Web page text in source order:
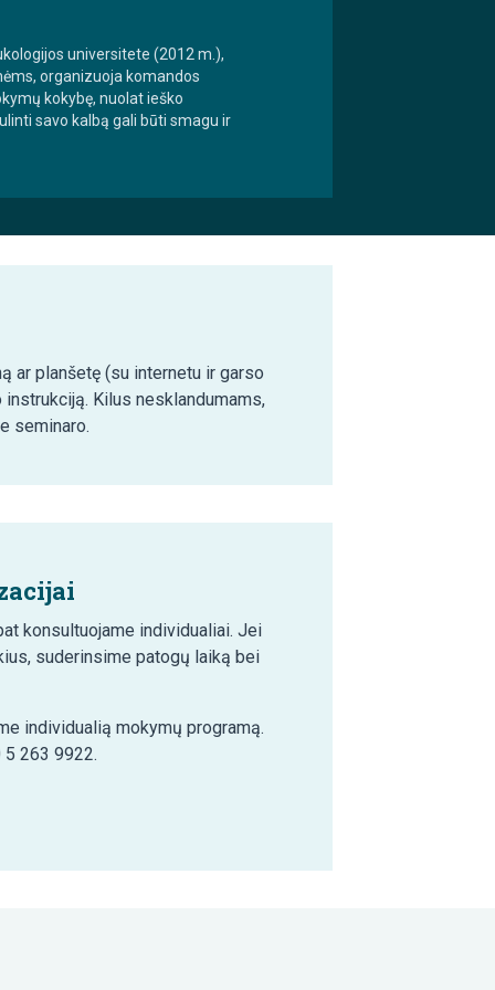
universitete (2012 m.),
organizuoja komandos
kokybę, nuolat ieško
savo kalbą gali būti smagu ir
ar planšetę (su internetu ir garso
Kilus nesklandumams,
seminaro.
konsultuojame individualiai. Jei
suderinsime patogų laiką bei
individualią mokymų programą.
263 9922.